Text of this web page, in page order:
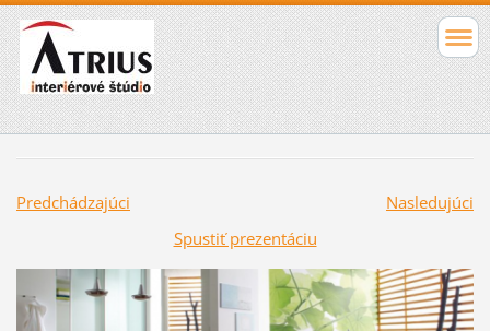
Predchádzajúci
Nasledujúci
Spustiť prezentáciu